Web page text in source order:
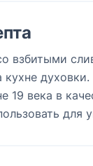
взбитыми
19 века в